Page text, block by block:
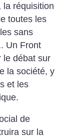
la réquisition
toutes les
sans
Un Front
le débat sur
la société, y
et les
de
sur la